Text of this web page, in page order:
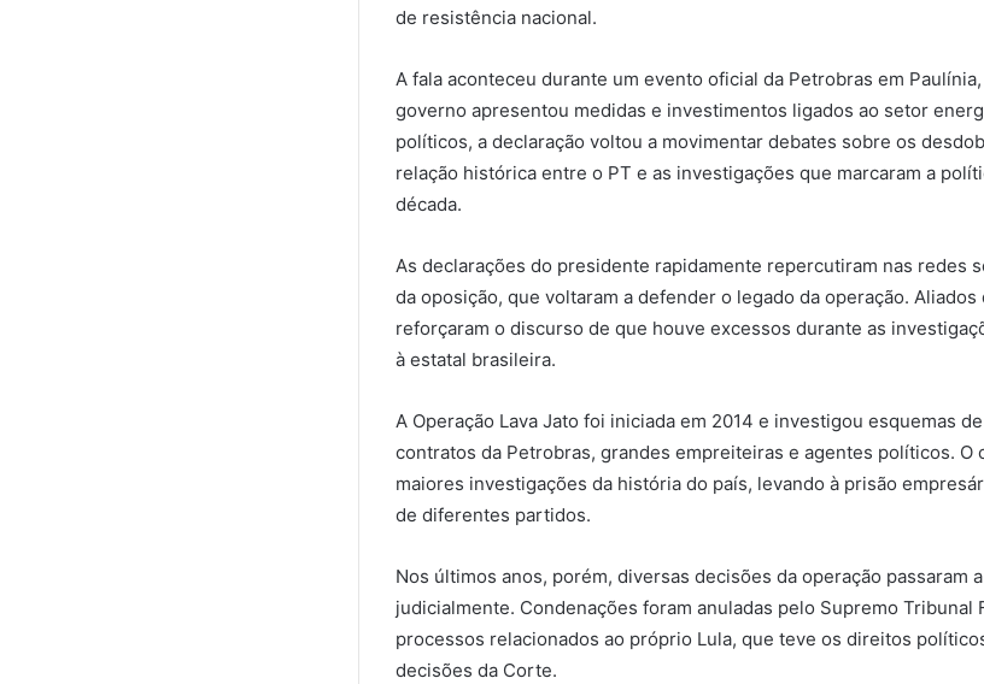
de resistência nacional.
A fala aconteceu durante um evento oficial da Petrobras em
governo apresentou medidas e investimentos ligados ao setor
políticos, a declaração voltou a movimentar debates sobre os
relação histórica entre o PT e as investigações que marcaram a
década.
As declarações do presidente rapidamente repercutiram nas redes
da oposição, que voltaram a defender o legado da operação.
reforçaram o discurso de que houve excessos durante as
à estatal brasileira.
A Operação Lava Jato foi iniciada em 2014 e investigou esquemas
contratos da Petrobras, grandes empreiteiras e agentes políticos. O
maiores investigações da história do país, levando à prisão
de diferentes partidos.
Nos últimos anos, porém, diversas decisões da operação passaram
judicialmente. Condenações foram anuladas pelo Supremo Tribunal
processos relacionados ao próprio Lula, que teve os direitos
decisões da Corte.